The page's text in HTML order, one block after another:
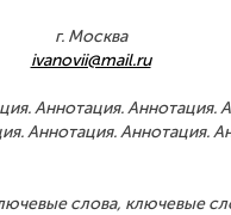
г. Москва
ivanovii@mail.ru
Аннотация. Аннотация.
Аннотация. Аннотация.
слова, ключевые